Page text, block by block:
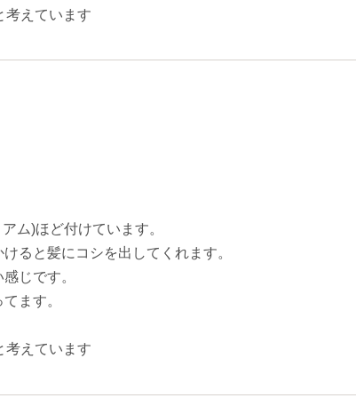
考えています
ム)ほど付けています。
ると髪にコシを出してくれます。
じです。
ます。
考えています